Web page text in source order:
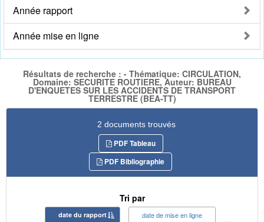
Année rapport
Année mise en ligne
Résultats de recherche : - Thématique: CIRCULATION,
Domaine: SECURITE ROUTIERE, Auteur: BUREAU
D'ENQUETES SUR LES ACCIDENTS DE TRANSPORT
TERRESTRE (BEA-TT)
2 documents trouvés
PDF Tableau
PDF Bibliographie
Tri par
date du rapport date de mise en ligne